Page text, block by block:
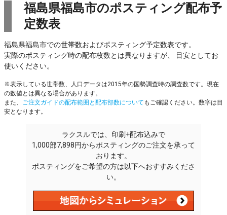
福島県福島市のポスティング配布予
定数表
福島県福島市での世帯数およびポスティング予定数表です。
実際のポスティング時の配布枚数とは異なりますが、 目安としてお
使いください。
※表示している世帯数、人口データは2015年の国勢調査時の調査数です。現在
の数値とは異なる場合があります。
また、 ご注文ガイドの配布範囲と配布部数について もご確認ください。数字は目
安となります。
ラクスルでは、印刷+配布込みで
1,000部7,898円からポスティングのご注文を承って
おります。
ポスティングをご希望の方は以下へおすすみくださ
い。